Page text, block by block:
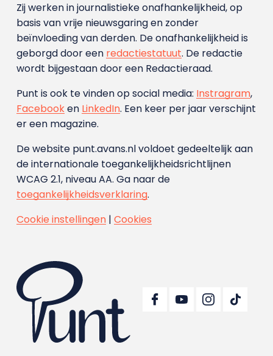
Zij werken in journalistieke onafhankelijkheid, op
basis van vrije nieuwsgaring en zonder
beïnvloeding van derden. De onafhankelijkheid is
geborgd door een redactiestatuut. De redactie
wordt bijgestaan door een Redactieraad.
Punt is ook te vinden op social media: Instragram,
Facebooken LinkedIn. Een keer per jaar verschijnt
er een magazine.
De website punt.avans.nl voldoet gedeeltelijk aan
de internationale toegankelijkheidsrichtlijnen
WCAG 2.1, niveau AA. Ga naar de
toegankelijkheidsverklaring.
Cookie instellingen| Cookies